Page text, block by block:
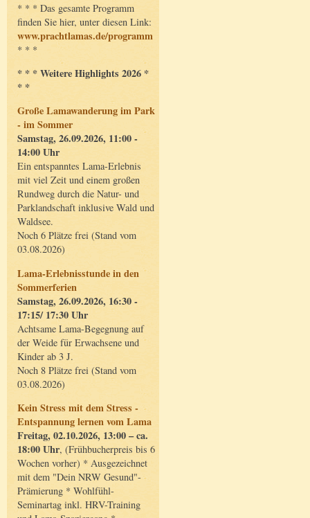
* * * Das gesamte Programm
finden Sie hier, unter diesen Link:
www.prachtlamas.de/programm
* * *
* * * Weitere Highlights 2026 *
* *
Große Lamawanderung im Park
- im Sommer
Samstag, 26.09.2026, 11:00 -
14:00 Uhr
Ein entspanntes Lama-Erlebnis
mit viel Zeit und einem großen
Rundweg durch die Natur- und
Parklandschaft inklusive Wald und
Waldsee.
Noch 6 Plätze frei (Stand vom
03.08.2026)
Lama-Erlebnisstunde in den
Sommerferien
Samstag, 26.09.2026, 16:30 -
17:15/ 17:30 Uhr
Achtsame Lama-Begegnung auf
der Weide für Erwachsene und
Kinder ab 3 J.
Noch 8 Plätze frei (Stand vom
03.08.2026)
Kein Stress mit dem Stress -
Entspannung lernen vom Lama
Freitag, 02.10.2026, 13:00 – ca.
18:00 Uhr, (Frühbucherpreis bis 6
Wochen vorher) * Ausgezeichnet
mit dem "Dein NRW Gesund"-
Prämierung * Wohlfühl-
Seminartag inkl. HRV-Training